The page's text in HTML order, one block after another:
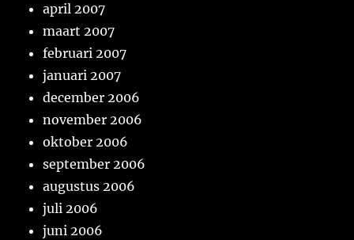
april 2007
maart 2007
februari 2007
januari 2007
december 2006
november 2006
oktober 2006
september 2006
augustus 2006
juli 2006
juni 2006